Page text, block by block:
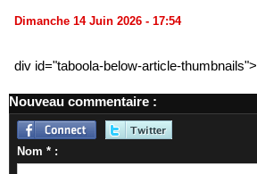
Dimanche 14 Juin 2026 - 17:54
div id="taboola-below-article-thumbnails">
Nouveau commentaire :
Nom * :